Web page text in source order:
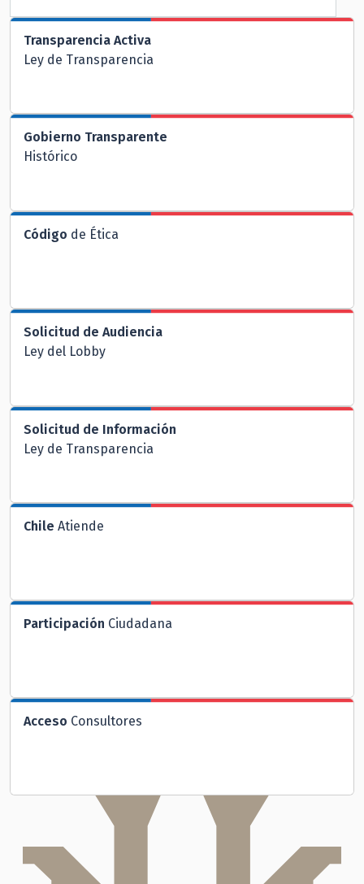
Transparencia Activa
Ley de Transparencia
Gobierno Transparente
Histórico
Código de Ética
Solicitud de Audiencia
Ley del Lobby
Solicitud de Información
Ley de Transparencia
Chile Atiende
Participación Ciudadana
Acceso Consultores